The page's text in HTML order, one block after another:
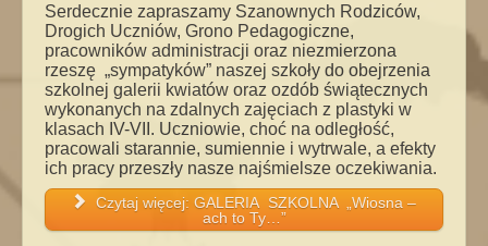
Serdecznie zapraszamy Szanownych Rodziców,
Drogich Uczniów, Grono Pedagogiczne,
pracowników administracji oraz niezmierzona
rzeszę „sympatyków” naszej szkoły do obejrzenia
szkolnej galerii kwiatów oraz ozdób świątecznych
wykonanych na zdalnych zajęciach z plastyki w
klasach IV-VII. Uczniowie, choć na odległość,
pracowali starannie, sumiennie i wytrwale, a efekty
ich pracy przeszły nasze najśmielsze oczekiwania.
Czytaj więcej: GALERIA SZKOLNA „Wiosna –
ach to Ty…”